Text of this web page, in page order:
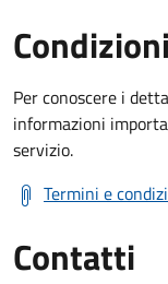
Per conoscere i
informazioni
servizio.
Termini e
Contatti